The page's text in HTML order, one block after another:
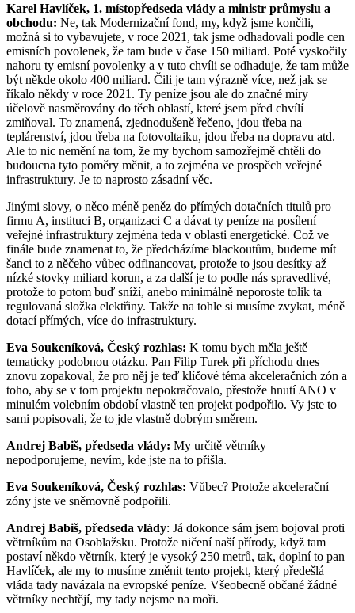
Karel Havlíček, 1. místopředseda vlády a ministr průmyslu a
obchodu: Ne, tak Modernizační fond, my, když jsme končili,
možná si to vybavujete, v roce 2021, tak jsme odhadovali podle cen
emisních povolenek, že tam bude v čase 150 miliard. Poté vyskočily
nahoru ty emisní povolenky a v tuto chvíli se odhaduje, že tam může
být někde okolo 400 miliard. Čili je tam výrazně více, než jak se
říkalo někdy v roce 2021. Ty peníze jsou ale do značné míry
účelově nasměrovány do těch oblastí, které jsem před chvílí
zmiňoval. To znamená, zjednodušeně řečeno, jdou třeba na
teplárenství, jdou třeba na fotovoltaiku, jdou třeba na dopravu atd.
Ale to nic nemění na tom, že my bychom samozřejmě chtěli do
budoucna tyto poměry měnit, a to zejména ve prospěch veřejné
infrastruktury. Je to naprosto zásadní věc.
Jinými slovy, o něco méně peněz do přímých dotačních titulů pro
firmu A, instituci B, organizaci C a dávat ty peníze na posílení
veřejné infrastruktury zejména teda v oblasti energetické. Což ve
finále bude znamenat to, že předcházíme blackoutům, budeme mít
šanci to z něčeho vůbec odfinancovat, protože to jsou desítky až
nízké stovky miliard korun, a za další je to podle nás spravedlivé,
protože to potom buď sníží, anebo minimálně neporoste tolik ta
regulovaná složka elektřiny. Takže na tohle si musíme zvykat, méně
dotací přímých, více do infrastruktury.
Eva Soukeníková, Český rozhlas: K tomu bych měla ještě
tematicky podobnou otázku. Pan Filip Turek při příchodu dnes
znovu zopakoval, že pro něj je teď klíčové téma akceleračních zón a
toho, aby se v tom projektu nepokračovalo, přestože hnutí ANO v
minulém volebním období vlastně ten projekt podpořilo. Vy jste to
sami popisovali, že to jde vlastně dobrým směrem.
Andrej Babiš, předseda vlády: My určitě větrníky
nepodporujeme, nevím, kde jste na to přišla.
Eva Soukeníková, Český rozhlas: Vůbec? Protože akcelerační
zóny jste ve sněmovně podpořili.
Andrej Babiš, předseda vlády: Já dokonce sám jsem bojoval proti
větrníkům na Osoblažsku. Protože ničení naší přírody, když tam
postaví někdo větrník, který je vysoký 250 metrů, tak, doplní to pan
Havlíček, ale my to musíme změnit tento projekt, který předešlá
vláda tady navázala na evropské peníze. Všeobecně občané žádné
větrníky nechtějí, my tady nejsme na moři.